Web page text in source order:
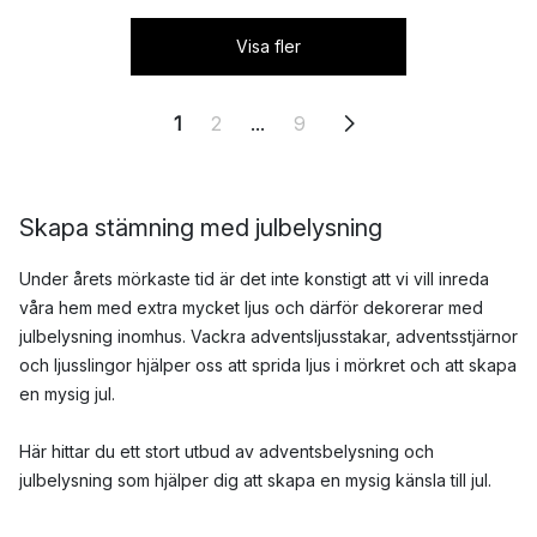
Visa fler
1 2 ... 9
Skapa stämning med julbelysning
Under årets mörkaste tid är det inte konstigt att vi vill inreda
våra hem med extra mycket ljus och därför dekorerar med
julbelysning inomhus. Vackra adventsljusstakar, adventsstjärnor
och ljusslingor hjälper oss att sprida ljus i mörkret och att skapa
en mysig jul.
Här hittar du ett stort utbud av adventsbelysning och
julbelysning som hjälper dig att skapa en mysig känsla till jul.